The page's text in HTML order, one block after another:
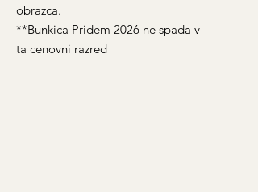
obrazca.
**Bunkica Pridem 2026 ne spada v
ta cenovni razred